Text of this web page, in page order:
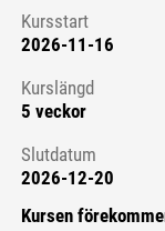
Kursstart
Kursstart
2026-11-16
Kurslängd
5 veckor
Slutdatum
2026-12-20
Kursen